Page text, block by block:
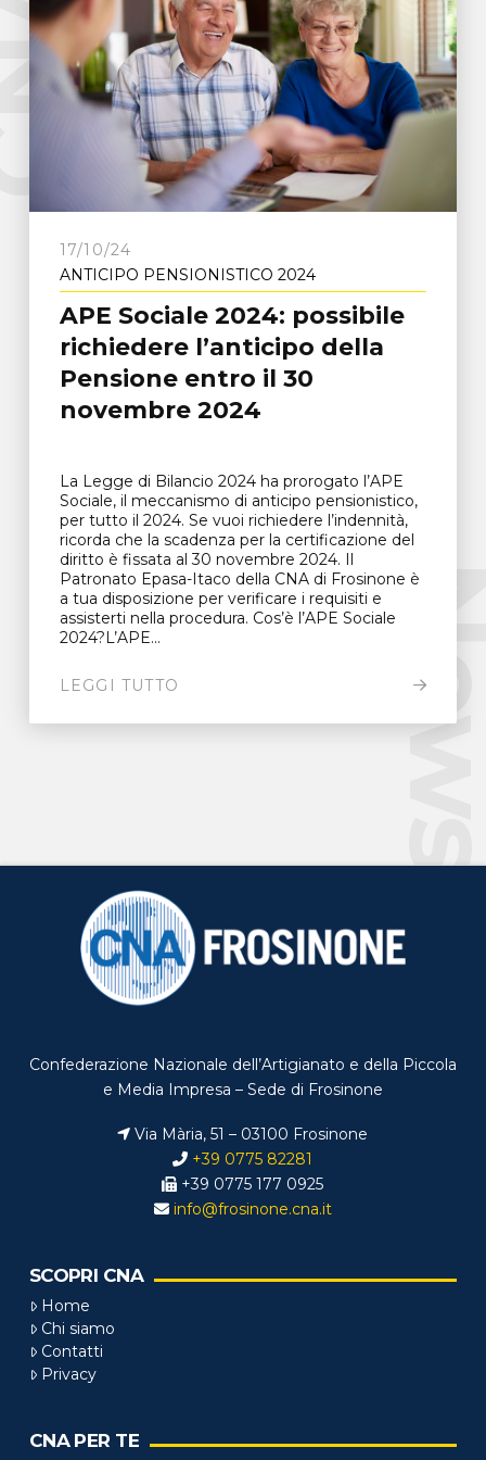
17/10/24
ANTICIPO PENSIONISTICO 2024
APE Sociale 2024: possibile
richiedere l’anticipo della
Pensione entro il 30
novembre 2024
La Legge di Bilancio 2024 ha prorogato l’APE
Sociale, il meccanismo di anticipo pensionistico,
per tutto il 2024. Se vuoi richiedere l’indennità,
ricorda che la scadenza per la certificazione del
diritto è fissata al 30 novembre 2024. Il
Patronato Epasa-Itaco della CNA di Frosinone è
a tua disposizione per verificare i requisiti e
assisterti nella procedura. Cos’è l’APE Sociale
2024?L’APE...
LEGGI TUTTO
Confederazione Nazionale dell’Artigianato e della Piccola
e Media Impresa – Sede di Frosinone
Via Mària, 51 – 03100 Frosinone
+39 0775 82281
+39 0775 177 0925
info@frosinone.cna.it
SCOPRI CNA
Home
Chi siamo
Contatti
Privacy
CNA PER TE